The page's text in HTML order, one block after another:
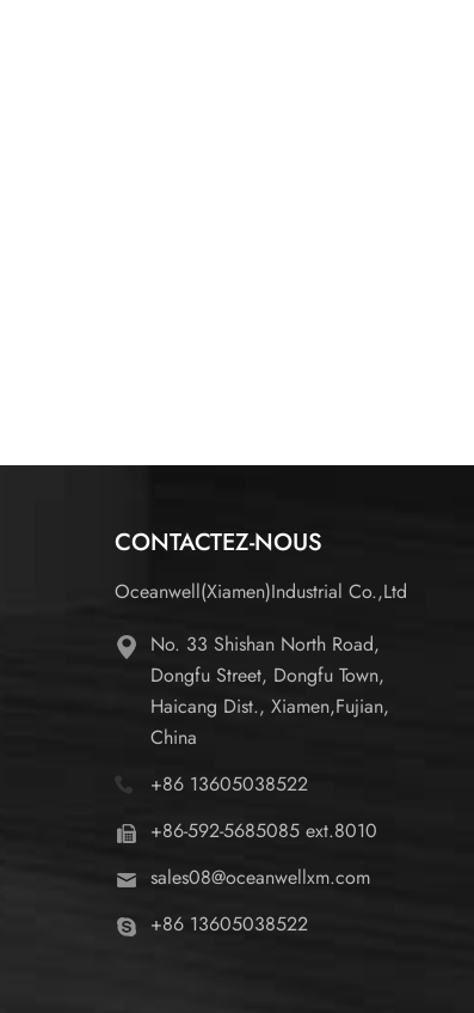
CONTACTEZ-NOUS
Oceanwell(Xiamen)Industrial Co.,Ltd
No. 33 Shishan North Road,
Dongfu Street, Dongfu Town,
Haicang Dist., Xiamen,Fujian,
China
+86 13605038522
+86-592-5685085 ext.8010
sales08@oceanwellxm.com
+86 13605038522